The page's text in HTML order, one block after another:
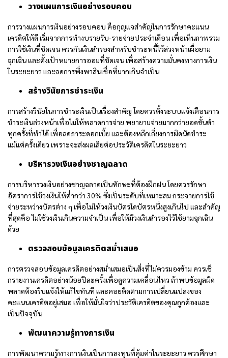
วางแผนการเงินอย่างรอบคอบ
การวางแผนการเงินอย่างรอบคอบ คือกุญแจสำคัญในการรักษาคะแนน
เครดิตให้ดี เริ่มจากการทำงบรายรับ-รายจ่ายประจำเดือน เพื่อเห็นภาพรวม
การใช้เงินที่ชัดเจน ควรกันเงินสำรองสำหรับชำระหนี้ไว้ล่วงหน้าเผื่อยาม
ฉุกเฉิน และตั้งเป้าหมายการออมที่ชัดเจน เพื่อสร้างความมั่นคงทางการเงิน
ในระยะยาว และลดการพึ่งพาสินเชื่อที่มากเกินจำเป็น
สร้างวินัยการชำระเงิน
การสร้างวินัยในการชำระเงินเป็นเรื่องสำคัญ โดยควรตั้งระบบแจ้งเตือนการ
ชำระเงินล่วงหน้าเพื่อไม่ให้พลาดการจ่าย พยายามจ่ายมากกว่ายอดขั้นต่ำ
ทุกครั้งที่ทำได้ เพื่อลดภาระดอกเบี้ย และต้องหลีกเลี่ยงการผิดนัดชำระ
แม้แต่ครั้งเดียว เพราะจะส่งผลเสียต่อประวัติเครดิตในระยะยาว
บริหารวงเงินอย่างชาญฉลาด
การบริหารวงเงินอย่างชาญฉลาดเป็นทักษะที่ต้องฝึกฝน โดยควรรักษา
อัตราการใช้วงเงินให้ต่ำกว่า 30% ซึ่งเป็นระดับที่เหมาะสม กระจายการใช้
จ่ายระหว่างบัตรต่าง ๆ เพื่อไม่ให้วงเงินบัตรใดบัตรหนึ่งสูงเกินไป และสำคัญ
ที่สุดคือ ไม่ใช้วงเงินเกินความจำเป็น เพื่อให้มีวงเงินสำรองไว้ใช้ยามฉุกเฉิน
ด้วย
ตรวจสอบข้อมูลเครดิตสม่ำเสมอ
การตรวจสอบข้อมูลเครดิตอย่างสม่ำเสมอเป็นสิ่งที่ไม่ควรมองข้าม ควรเช็
กรายงานเครดิตอย่างน้อยปีละครั้งเพื่อดูความเคลื่อนไหว ถ้าพบข้อมูลผิด
พลาดต้องรีบแจ้งให้แก้ไขทันที และคอยติดตามการเปลี่ยนแปลงของ
คะแนนเครดิตอยู่เสมอ เพื่อให้มั่นใจว่าประวัติเครดิตของคุณถูกต้องและ
เป็นปัจจุบัน
พัฒนาความรู้ทางการเงิน
การพัฒนาความรู้ทางการเงินเป็นการลงทุนที่คุ้มค่าในระยะยาว ควรศึกษา